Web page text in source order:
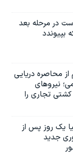
در مرحله بعد
بپیوندد
از محاصره دریایی
نیروهای
آمریکایی مسیر۵۳ کشتی تجاری را
یک روز پس از
جدید